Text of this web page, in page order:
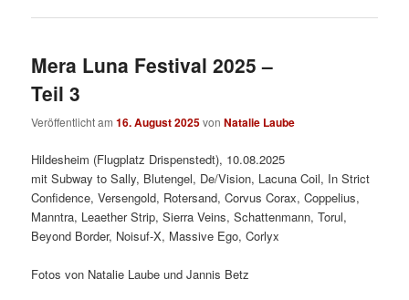
Mera Luna Festival 2025 –
Teil 3
Veröffentlicht am16. August 2025vonNatalie Laube
Hildesheim (Flugplatz Drispenstedt), 10.08.2025
mit Subway to Sally, Blutengel, De/Vision, Lacuna Coil, In Strict
Confidence, Versengold, Rotersand, Corvus Corax, Coppelius,
Manntra, Leaether Strip, Sierra Veins, Schattenmann, Torul,
Beyond Border, Noisuf-X, Massive Ego, Corlyx
Fotos von Natalie Laube und Jannis Betz